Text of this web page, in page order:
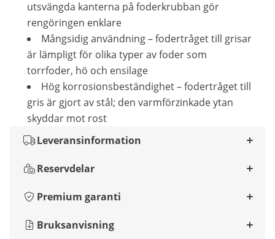
utsvängda kanterna på foderkrubban gör
rengöringen enklare
Mångsidig användning – fodertråget till grisar
är lämpligt för olika typer av foder som
torrfoder, hö och ensilage
Hög korrosionsbeständighet – fodertråget till
gris är gjort av stål; den varmförzinkade ytan
skyddar mot rost
Leveransinformation
Reservdelar
Premium garanti
Bruksanvisning